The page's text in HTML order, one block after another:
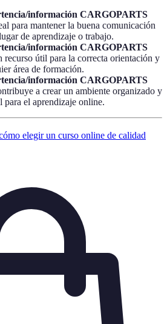
información CARGOPARTS
para mantener la buena comunicación
de aprendizaje o trabajo.
información CARGOPARTS
recurso útil para la correcta orientación y
área de formación.
información CARGOPARTS
a crear un ambiente organizado y
para el aprendizaje online.
elegir un curso online de calidad